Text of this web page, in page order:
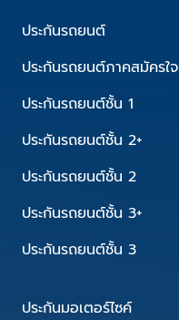
ประกันรถยนต์
ประกันรถยนต์ภาคสมัครใจ
ประกันรถยนต์ชั้น 1
ประกันรถยนต์ชั้น 2+
ประกันรถยนต์ชั้น 2
ประกันรถยนต์ชั้น 3+
ประกันรถยนต์ชั้น 3
ประกันมอเตอร์ไซค์